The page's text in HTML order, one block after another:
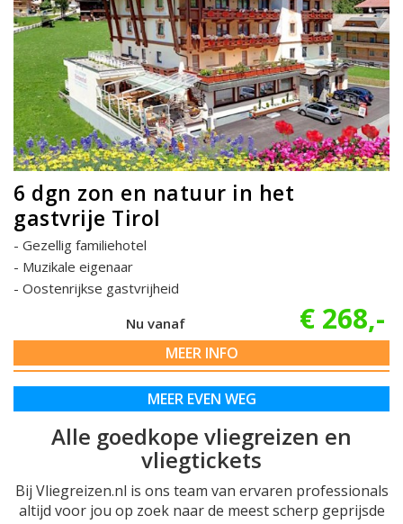
6 dgn zon en natuur in het
gastvrije Tirol
Gezellig familiehotel
Muzikale eigenaar
Oostenrijkse gastvrijheid
Nu vanaf
€ 268,-
MEER INFO
MEER EVEN WEG
Alle goedkope vliegreizen en
vliegtickets
Bij Vliegreizen.nl is ons team van ervaren professionals
altijd voor jou op zoek naar de meest scherp geprijsde